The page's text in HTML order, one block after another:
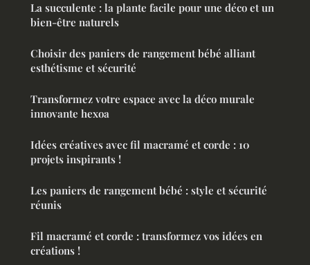
La succulente : la plante facile pour une déco et un
bien-être naturels
Choisir des paniers de rangement bébé alliant
esthétisme et sécurité
Transformez votre espace avec la déco murale
innovante hexoa
Idées créatives avec fil macramé et corde : 10
projets inspirants !
Les paniers de rangement bébé : style et sécurité
réunis
Fil macramé et corde : transformez vos idées en
créations !